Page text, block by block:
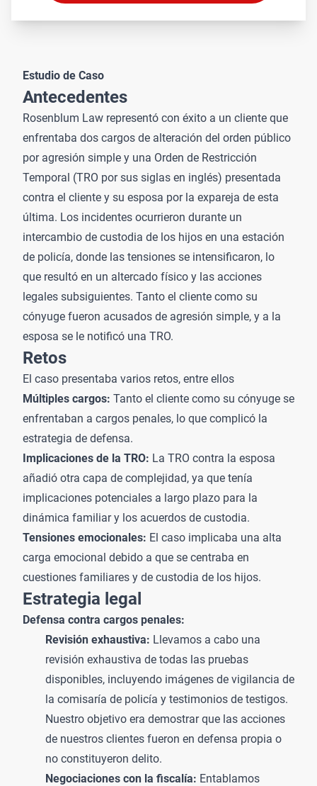
Estudio de Caso
Antecedentes
Rosenblum Law representó con éxito a un cliente que
enfrentaba dos cargos de alteración del orden público
por agresión simple y una Orden de Restricción
Temporal (TRO por sus siglas en inglés) presentada
contra el cliente y su esposa por la expareja de esta
última. Los incidentes ocurrieron durante un
intercambio de custodia de los hijos en una estación
de policía, donde las tensiones se intensificaron, lo
que resultó en un altercado físico y las acciones
legales subsiguientes. Tanto el cliente como su
cónyuge fueron acusados de agresión simple, y a la
esposa se le notificó una TRO.
Retos
El caso presentaba varios retos, entre ellos
Múltiples cargos: Tanto el cliente como su cónyuge se
enfrentaban a cargos penales, lo que complicó la
estrategia de defensa.
Implicaciones de la TRO: La TRO contra la esposa
añadió otra capa de complejidad, ya que tenía
implicaciones potenciales a largo plazo para la
dinámica familiar y los acuerdos de custodia.
Tensiones emocionales: El caso implicaba una alta
carga emocional debido a que se centraba en
cuestiones familiares y de custodia de los hijos.
Estrategia legal
Defensa contra cargos penales:
Revisión exhaustiva: Llevamos a cabo una
revisión exhaustiva de todas las pruebas
disponibles, incluyendo imágenes de vigilancia de
la comisaría de policía y testimonios de testigos.
Nuestro objetivo era demostrar que las acciones
de nuestros clientes fueron en defensa propia o
no constituyeron delito.
Negociaciones con la fiscalía: Entablamos